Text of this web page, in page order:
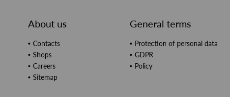
About us
Contacts
Shops
Careers
Sitemap
General terms
Protection of personal data
GDPR
Policy